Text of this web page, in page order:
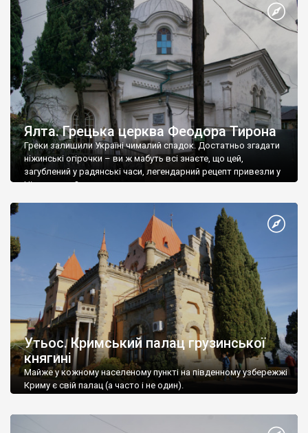
Ялта. Грецька церква Феодора Тирона
Греки залишили Україні чималий спадок. Достатньо згадати
ніжинські огірочки – ви ж мабуть всі знаєте, що цей,
загублений у радянські часи, легендарний рецепт привезли у
Ніжин греки?
Утьос. Кримський палац грузинської
княгині
Майже у кожному населеному пункті на південному узбережжі
Криму є свій палац (а часто і не один).